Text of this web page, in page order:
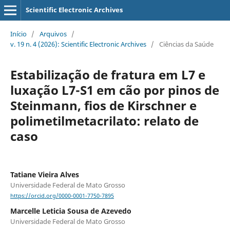
Scientific Electronic Archives
Início / Arquivos /
v. 19 n. 4 (2026): Scientific Electronic Archives / Ciências da Saúde
Estabilização de fratura em L7 e
luxação L7-S1 em cão por pinos de
Steinmann, fios de Kirschner e
polimetilmetacrilato: relato de
caso
Tatiane Vieira Alves
Universidade Federal de Mato Grosso
https://orcid.org/0000-0001-7750-7895
Marcelle Leticia Sousa de Azevedo
Universidade Federal de Mato Grosso